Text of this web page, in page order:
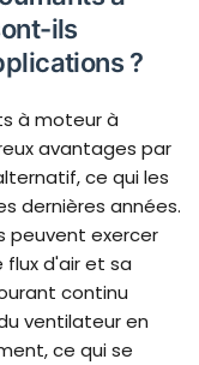
ils
?
à moteur à
avantages par
ce qui les
dernières années.
peuvent exercer
d'air et sa
continu
ventilateur en
ce qui se